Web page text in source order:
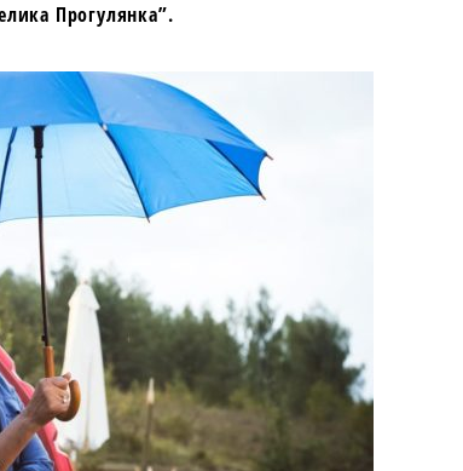
Прогулянка”.